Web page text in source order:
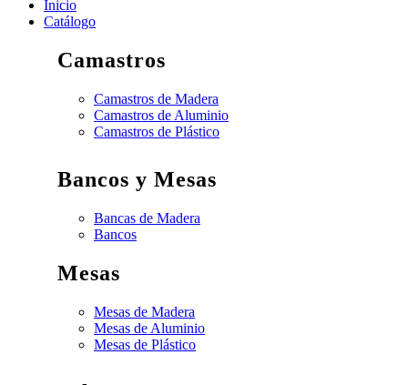
Inicio
Catálogo
Camastros
Camastros de Madera
Camastros de Aluminio
Camastros de Plástico
Bancos y Mesas
Bancas de Madera
Bancos
Mesas
Mesas de Madera
Mesas de Aluminio
Mesas de Plástico